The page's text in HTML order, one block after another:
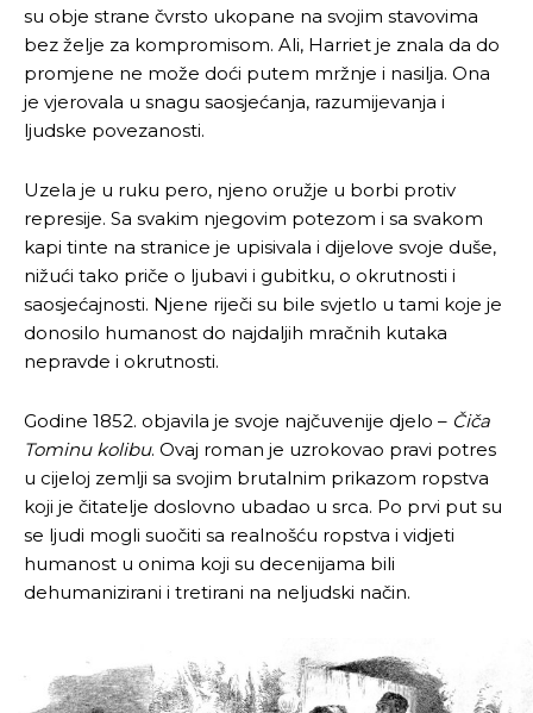
su obje strane čvrsto ukopane na svojim stavovima
bez želje za kompromisom. Ali, Harriet je znala da do
promjene ne može doći putem mržnje i nasilja. Ona
je vjerovala u snagu saosjećanja, razumijevanja i
ljudske povezanosti.
Uzela je u ruku pero, njeno oružje u borbi protiv
represije. Sa svakim njegovim potezom i sa svakom
kapi tinte na stranice je upisivala i dijelove svoje duše,
nižući tako priče o ljubavi i gubitku, o okrutnosti i
saosjećajnosti. Njene riječi su bile svjetlo u tami koje je
donosilo humanost do najdaljih mračnih kutaka
nepravde i okrutnosti.
Godine 1852. objavila je svoje najčuvenije djelo – Čiča
Tominu kolibu. Ovaj roman je uzrokovao pravi potres
u cijeloj zemlji sa svojim brutalnim prikazom ropstva
koji je čitatelje doslovno ubadao u srca. Po prvi put su
se ljudi mogli suočiti sa realnošću ropstva i vidjeti
humanost u onima koji su decenijama bili
dehumanizirani i tretirani na neljudski način.